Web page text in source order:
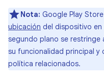
Nota: Google Play
ubicación del dispositivo
segundo plano se restringe
su funcionalidad principal y
política relacionados.